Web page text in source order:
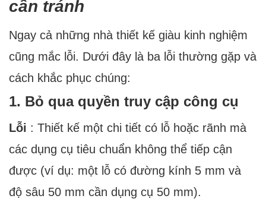
cần tránh
Ngay cả những nhà thiết kế giàu kinh nghiệm
cũng mắc lỗi. Dưới đây là ba lỗi thường gặp và
cách khắc phục chúng:
1. Bỏ qua quyền truy cập công cụ
Lỗi : Thiết kế một chi tiết có lỗ hoặc rãnh mà
các dụng cụ tiêu chuẩn không thể tiếp cận
được (ví dụ: một lỗ có đường kính 5 mm và
độ sâu 50 mm cần dụng cụ 50 mm).